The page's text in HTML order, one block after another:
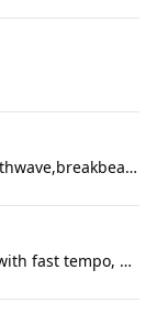
edm,disco,hardstyle,synthwave,breakbeat,vaporwave,hard trance,dungeon synth,dancehall
Classical suspense pop with fast tempo, elegant minor-key piano and string ostinatos, unsettled suspended chords that never fully resolve; verse stays sparse and watchful, pre-chorus tightens with creeping counter-melodies, chorus opens into tense legato lines and a repeating hook, bridge narrows to bare piano and breathy low doubles before the final surge. Close-mic lead vocal, layered harmonies on the hook, subtle delay throws, reversed swells and string risers into each lift, crisp detailed mix with a polished cinematic edge.